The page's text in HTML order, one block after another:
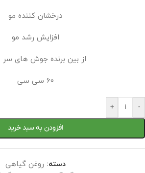
درخشان کننده مو
افزایش رشد مو
از بین برنده جوش های سر
60 سی سی
-
+
افزودن به سبد خرید
دسته: روغن گیاهی